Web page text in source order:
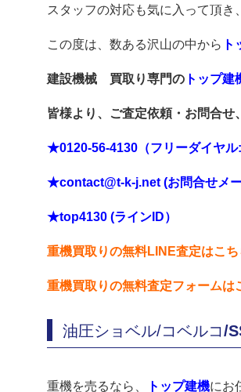
スタッフの対応も気に入って頂
この度は、数ある沢山の中から
建設機械 買取り専門の トップ建
皆様より、ご査定依頼・お問合せ
★0120-56-4130（フリーダイヤル:
★contact@t-k-j.net (お問合せメー
★top4130 (ラインID）
重機買取りの無料LINE査定はこち
重機買取りの無料査定フォームは
油圧ショベル/コベルコ/
重機を売るなら、 トップ建機にお